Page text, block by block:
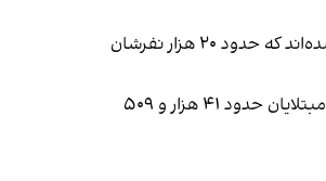
شناسایی شده‌اند که حدود ۲۰ هزار نفرشان
با این حال به گفته رییس مرکز تحقیقات ایدز ایران که زیر نظر وزارت بهداشت، درمان و آموزش پزشکی فعالیت می‌کند، تخمین این نهاد از تعداد واقعی مبتلایان حدود ۴۱ هزار و ۵۰۹